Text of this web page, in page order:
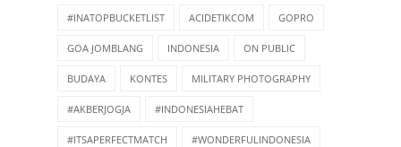
#INATOPBUCKETLIST ACIDETIKCOM GOPRO
GOA JOMBLANG INDONESIA ON PUBLIC
BUDAYA KONTES MILITARY PHOTOGRAPHY
#AKBERJOGJA #INDONESIAHEBAT
#ITSAPERFECTMATCH #WONDERFULINDONESIA